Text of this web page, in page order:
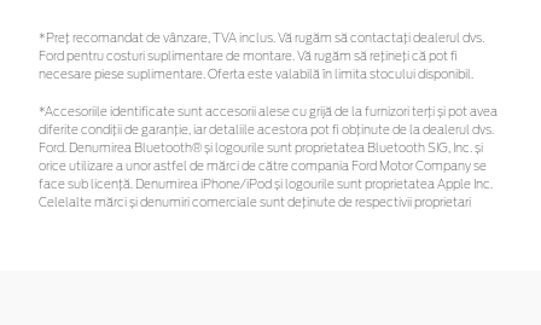
*Preţ recomandat de vânzare, TVA inclus. Vă rugăm să contactaţi dealerul dvs.
Ford pentru costuri suplimentare de montare. Vă rugăm să rețineți că pot fi
necesare piese suplimentare. Oferta este valabilă în limita stocului disponibil.
*Accesoriile identificate sunt accesorii alese cu grijă de la furnizori terți și pot avea
diferite condiții de garanție, iar detaliile acestora pot fi obținute de la dealerul dvs.
Ford. Denumirea Bluetooth® și logourile sunt proprietatea Bluetooth SIG, Inc. și
orice utilizare a unor astfel de mărci de către compania Ford Motor Company se
face sub licență. Denumirea iPhone/iPod și logourile sunt proprietatea Apple Inc.
Celelalte mărci și denumiri comerciale sunt deținute de respectivii proprietari